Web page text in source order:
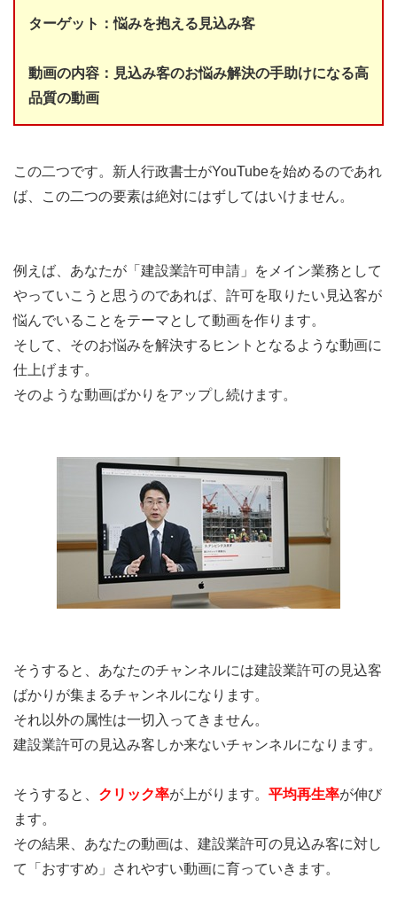
ターゲット：悩みを抱える見込み客
動画の内容：見込み客のお悩み解決の手助けになる高
品質の動画
この二つです。新人行政書士がYouTubeを始めるのであれ
ば、この二つの要素は絶対にはずしてはいけません。
例えば、あなたが「建設業許可申請」をメイン業務として
やっていこうと思うのであれば、許可を取りたい見込客が
悩んでいることをテーマとして動画を作ります。
そして、そのお悩みを解決するヒントとなるような動画に
仕上げます。
そのような動画ばかりをアップし続けます。
そうすると、あなたのチャンネルには建設業許可の見込客
ばかりが集まるチャンネルになります。
それ以外の属性は一切入ってきません。
建設業許可の見込み客しか来ないチャンネルになります。
そうすると、 クリック率が上がります。 平均再生率が伸び
ます。
その結果、あなたの動画は、建設業許可の見込み客に対し
て「おすすめ」されやすい動画に育っていきます。